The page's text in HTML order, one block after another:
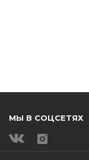
МЫ В СОЦСЕТЯХ